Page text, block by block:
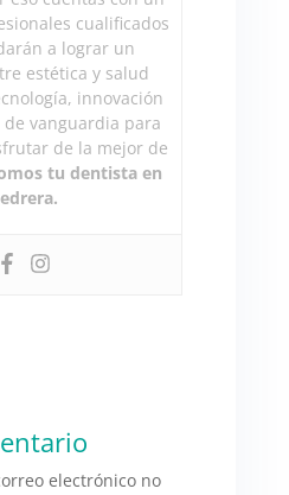
cualificados
a lograr un
estética y salud
innovación
vanguardia para
de la mejor de
tu dentista en
electrónico no